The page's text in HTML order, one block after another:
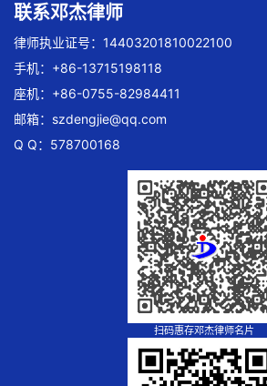
联系邓杰律师
律师执业证号：14403201810022100
手机：+86-13715198118
座机：+86-0755-82984411
邮箱： szdengjie@qq.com
Q Q：578700168
扫码惠存邓杰律师名片